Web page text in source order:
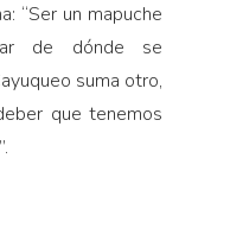
“Ser un mapuche
de dónde se
suma otro,
que tenemos